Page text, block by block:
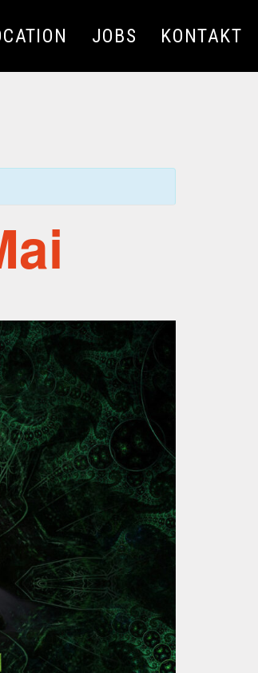
JOBS KONTAKT